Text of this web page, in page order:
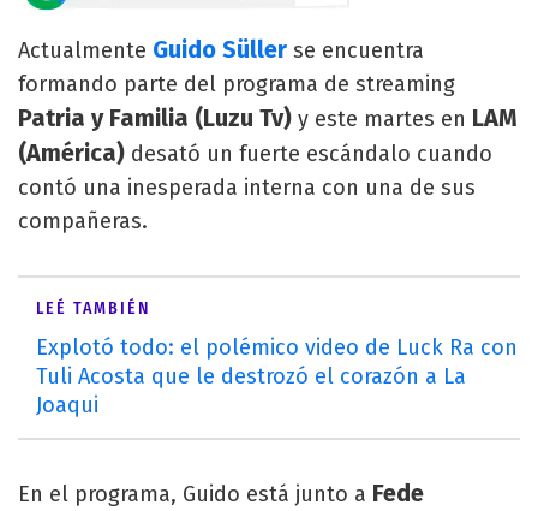
Actualmente Guido Süller se encuentra
formando parte del programa de streaming
Patria y Familia (Luzu Tv) y este martes en LAM
(América) desató un fuerte escándalo cuando
contó una inesperada interna con una de sus
compañeras.
LEÉ TAMBIÉN
Explotó todo: el polémico video de Luck Ra con
Tuli Acosta que le destrozó el corazón a La
Joaqui
En el programa, Guido está junto a Fede